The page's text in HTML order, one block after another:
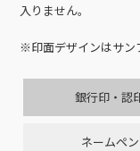
入りません。
※印面デザインはサン
銀行印・認
ネームペン